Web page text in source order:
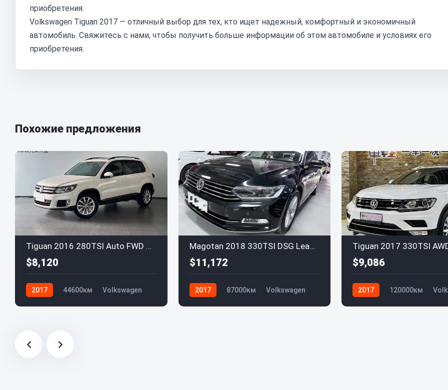
приобретения.
Volkswagen Tiguan 2017 — отличный выбор для тех, кто ищет надежный, комфортный и экономичный
автомобиль. Свяжитесь с нами, чтобы получить больше информации об этом автомобиле и условиях его
приобретения.
Похожие предложения
Tiguan 2016 280TSI Auto FWD Silk Road Comfort Edition
$8,120
2017 44600км Volkswagen
Magotan 2018 330TSI DSG Leading Edition
$11,172
2017 87000км Volkswagen
$9,086
2017 120000км